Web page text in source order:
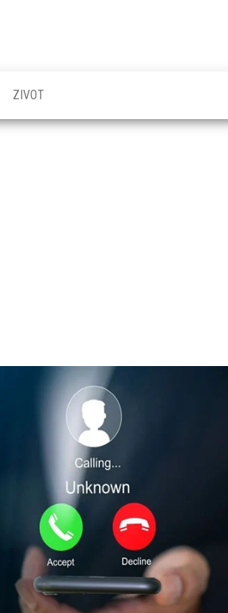
ZIVOT